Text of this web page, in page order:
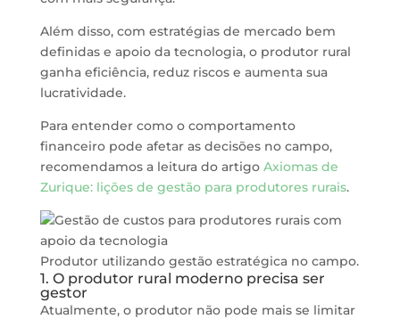
Além disso, com estratégias de mercado bem
definidas e apoio da tecnologia, o produtor rural
ganha eficiência, reduz riscos e aumenta sua
lucratividade.
Para entender como o comportamento
financeiro pode afetar as decisões no campo,
recomendamos a leitura do artigo Axiomas de
Zurique: lições de gestão para produtores rurais.
Produtor utilizando gestão estratégica no campo.
1. O produtor rural moderno precisa ser
gestor
Atualmente, o produtor não pode mais se limitar